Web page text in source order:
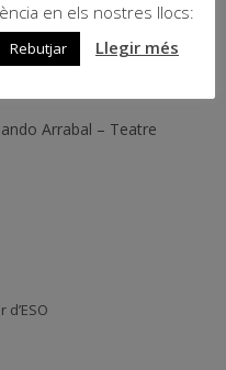
Arrabal – Teatre
en els nostres llocs:
Rebutjar Llegir més